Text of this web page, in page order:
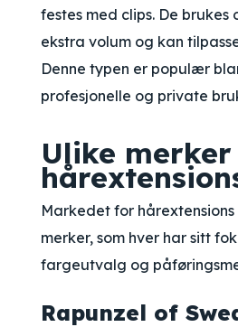
festes med clips. De brukes
ekstra volum og kan
Denne typen er populær
profesjonelle og private
Ulike merker
Markedet for
merker, som hver har sitt
fargeutvalg og
Rapunzel of